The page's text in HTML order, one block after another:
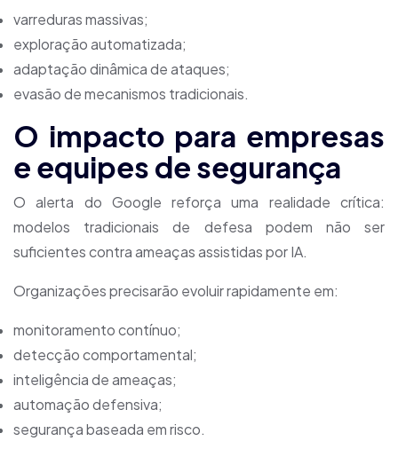
varreduras massivas;
exploração automatizada;
adaptação dinâmica de ataques;
evasão de mecanismos tradicionais.
O impacto para empresas
e equipes de segurança
O alerta do Google reforça uma realidade crítica:
modelos tradicionais de defesa podem não ser
suficientes contra ameaças assistidas por IA.
Organizações precisarão evoluir rapidamente em:
monitoramento contínuo;
detecção comportamental;
inteligência de ameaças;
automação defensiva;
segurança baseada em risco.